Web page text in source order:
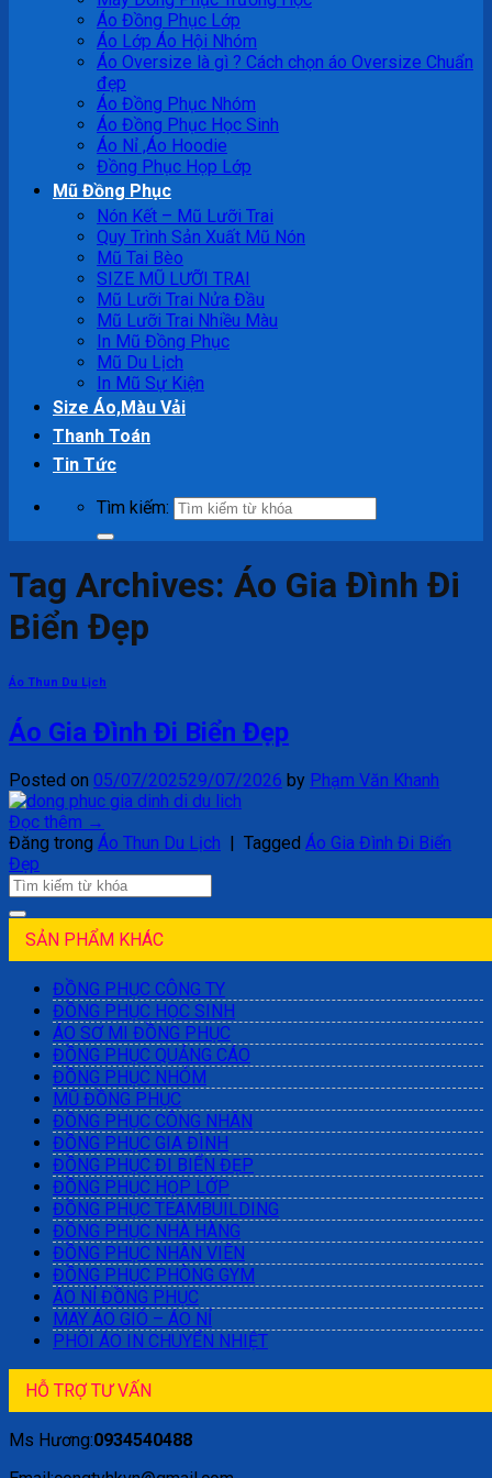
Áo Đồng Phục Lớp
Áo Lớp Áo Hội Nhóm
Áo Oversize là gì ? Cách chọn áo Oversize Chuẩn
đẹp
Áo Đồng Phục Nhóm
Áo Đồng Phục Học Sinh
Áo Nỉ ,Áo Hoodie
Đồng Phục Họp Lớp
Mũ Đồng Phục
Nón Kết – Mũ Lưỡi Trai
Quy Trình Sản Xuất Mũ Nón
Mũ Tai Bèo
SIZE MŨ LƯỠI TRAI
Mũ Lưỡi Trai Nửa Đầu
Mũ Lưỡi Trai Nhiều Màu
In Mũ Đồng Phục
Mũ Du Lịch
In Mũ Sự Kiện
Size Áo,Màu Vải
Thanh Toán
Tin Tức
Tìm kiếm:
Tag Archives: Áo Gia Đình Đi
Biển Đẹp
Áo Thun Du Lịch
Áo Gia Đình Đi Biển Đẹp
Posted on 05/07/202529/07/2026 by Phạm Văn Khanh
Đọc thêm →
Đăng trong Áo Thun Du Lịch Tagged Áo Gia Đình Đi Biển
Đẹp
SẢN PHẨM KHÁC
ĐỒNG PHỤC CÔNG TY
ĐỒNG PHỤC HỌC SINH
ÁO SƠ MI ĐỒNG PHỤC
ĐỒNG PHỤC QUẢNG CÁO
ĐỒNG PHỤC NHÓM
MŨ ĐỒNG PHỤC
ĐỒNG PHỤC CÔNG NHÂN
ĐỒNG PHỤC GIA ĐÌNH
ĐỒNG PHỤC ĐI BIỂN ĐẸP
ĐỒNG PHỤC HỌP LỚP
ĐỒNG PHỤC TEAMBUILDING
ĐỒNG PHỤC NHÀ HÀNG
ĐỒNG PHỤC NHÂN VIÊN
ĐỒNG PHỤC PHÒNG GYM
ÁO NỈ ĐỒNG PHỤC
MAY ÁO GIÓ – ÁO NỈ
PHÔI ÁO IN CHUYỂN NHIỆT
HỖ TRỢ TƯ VẤN
Ms Hương:0934540488